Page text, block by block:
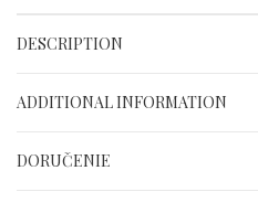
DESCRIPTION
ADDITIONAL INFORMATION
DORUČENIE